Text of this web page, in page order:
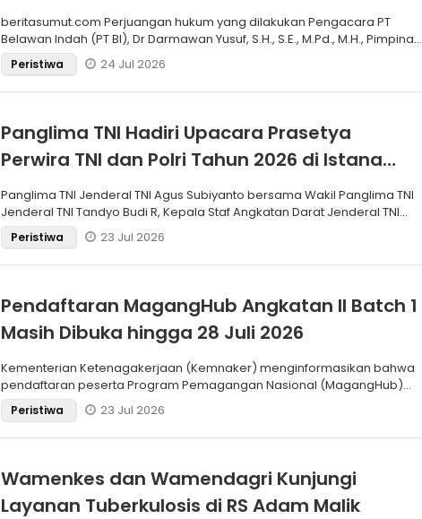
SBP
beritasumut.com Perjuangan hukum yang dilakukan Pengacara PT
Belawan Indah (PT BI), Dr Darmawan Yusuf, S.H., S.E., M.Pd., M.H., Pimpinan
LaPeristiwa 24 Jul 2026
Panglima TNI Hadiri Upacara Prasetya
Perwira TNI dan Polri Tahun 2026 di Istana
Negara
Panglima TNI Jenderal TNI Agus Subiyanto bersama Wakil Panglima TNI
Jenderal TNI Tandyo Budi R, Kepala Staf Angkatan Darat Jenderal TNI
Maru
Peristiwa 23 Jul 2026
Pendaftaran MagangHub Angkatan II Batch 1
Masih Dibuka hingga 28 Juli 2026
Kementerian Ketenagakerjaan (Kemnaker) menginformasikan bahwa
pendaftaran peserta Program Pemagangan Nasional (MagangHub)
Angkatan II Batch
Peristiwa 23 Jul 2026
Wamenkes dan Wamendagri Kunjungi
Layanan Tuberkulosis di RS Adam Malik